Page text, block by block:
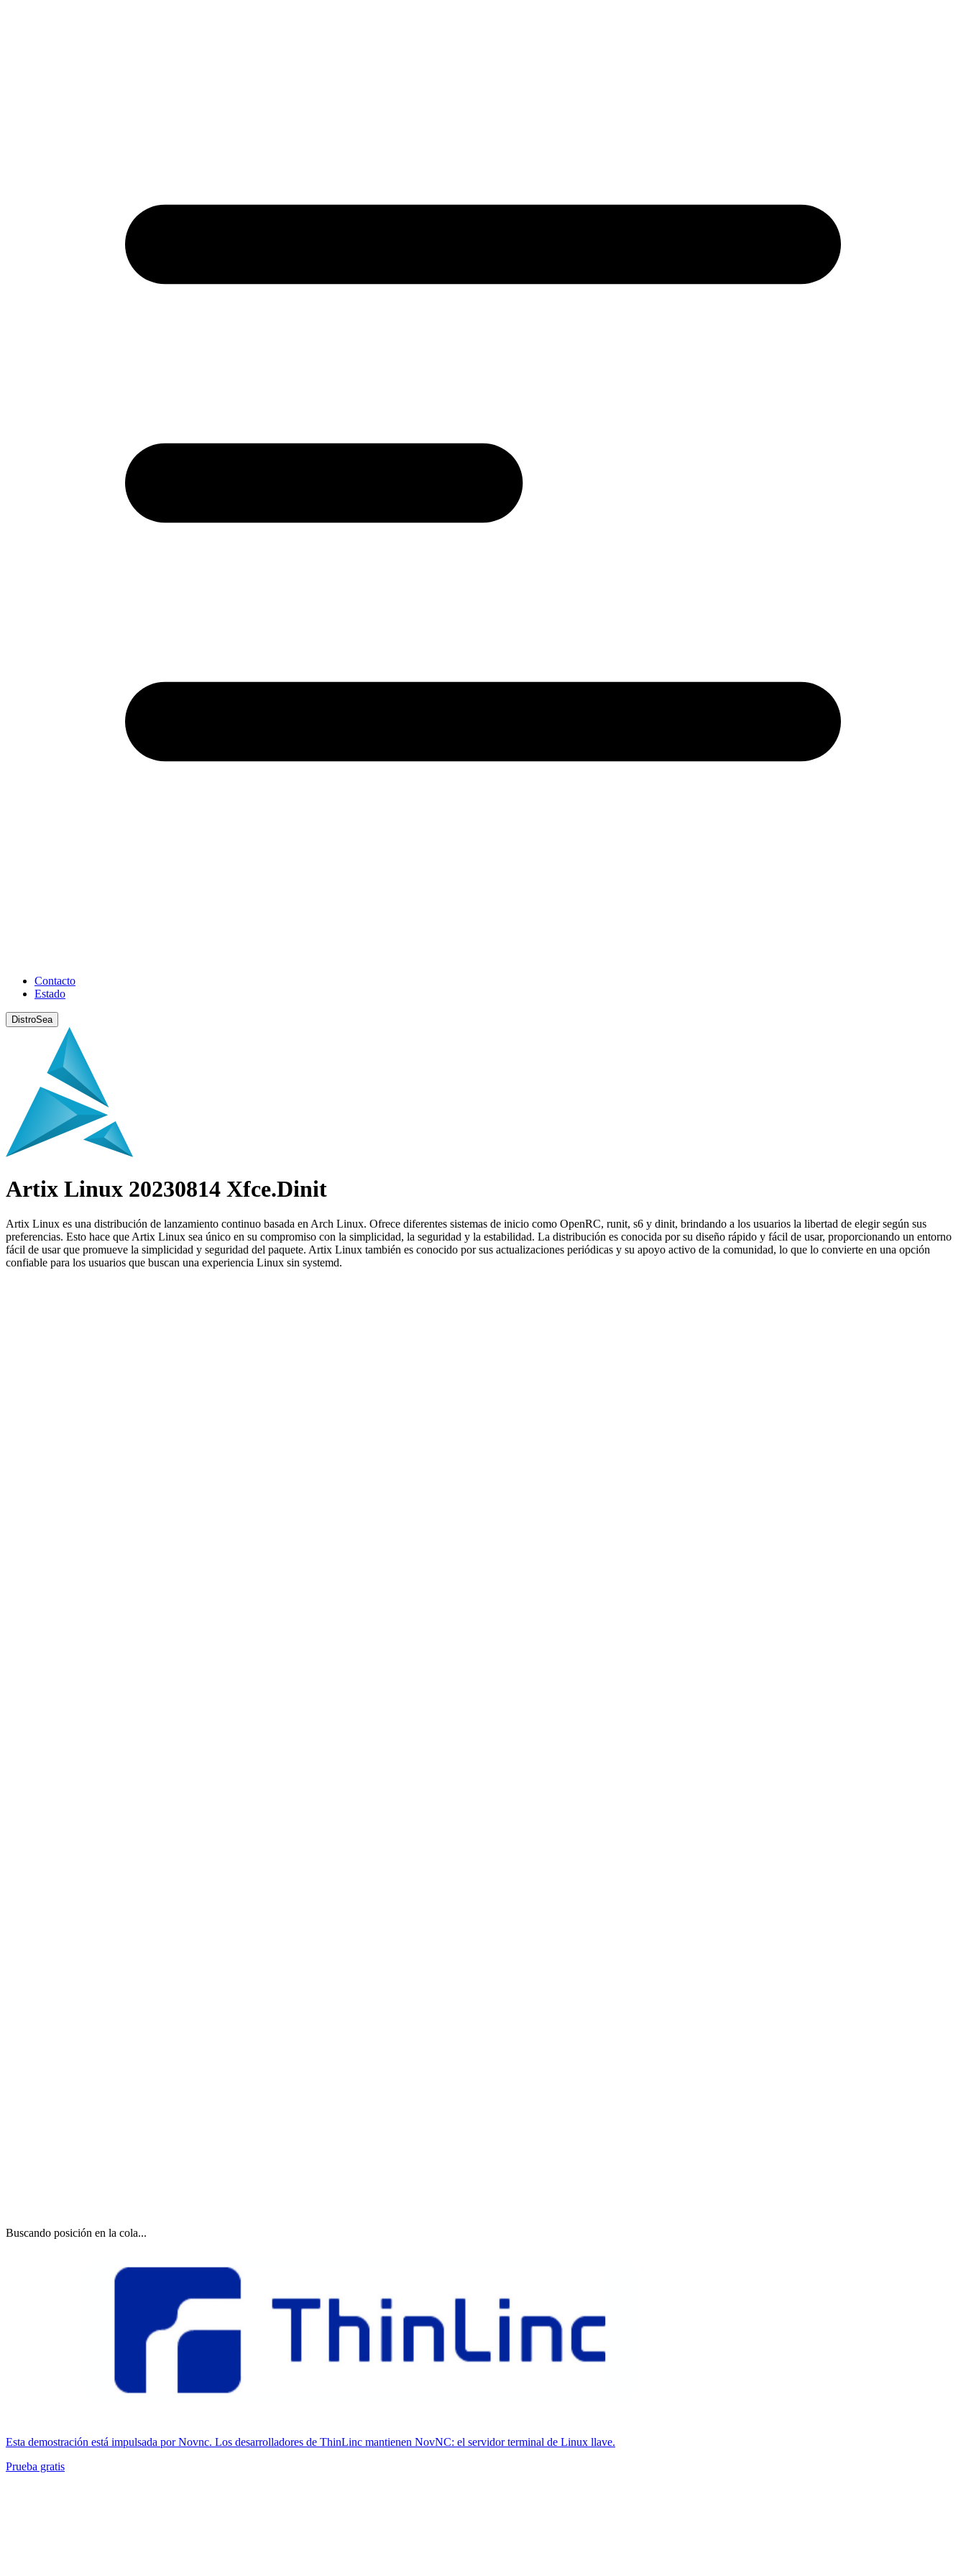
Contacto
Estado
DistroSea
Artix Linux 20230814 Xfce.Dinit
Artix Linux es una distribución de lanzamiento continuo basada en Arch Linux. Ofrece diferentes sistemas de inicio como OpenRC, runit, s6 y dinit, brindando a los usuarios la libertad de elegir según sus
preferencias. Esto hace que Artix Linux sea único en su compromiso con la simplicidad, la seguridad y la estabilidad. La distribución es conocida por su diseño rápido y fácil de usar, proporcionando un entorno
fácil de usar que promueve la simplicidad y seguridad del paquete. Artix Linux también es conocido por sus actualizaciones periódicas y su apoyo activo de la comunidad, lo que lo convierte en una opción
confiable para los usuarios que buscan una experiencia Linux sin systemd.
Buscando posición en la cola...
Esta demostración está impulsada por Novnc. Los desarrolladores de ThinLinc mantienen NovNC: el servidor terminal de Linux llave.
Prueba gratis